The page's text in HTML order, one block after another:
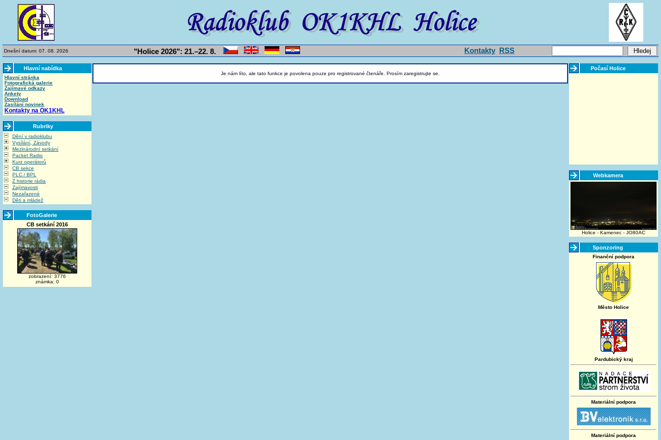
Dnešní datum: 07. 08. 2026 "Holice 2026": 21.–22. 8. Kontakty RSS
Hlavní nabídka
Hlavní stránka
Fotografická galerie
Zajímavé odkazy
Ankety
Download
Zasílání novinek
Kontakty na OK1KHL
Rubriky
Dění v radioklubu
Vysílání, Závody
Mezinárodní setkání
Packet Radio
Kurz operátorů
CB sekce
PLC / BPL
Z historie rádia
Zajímavosti
Nezařazené
Děti a mládež
FotoGalerie
CB setkání 2016
zobrazení: 3776
známka: 0
Je nám líto, ale tato funkce je povolena pouze pro registrované čtenáře. Prosím zaregistrujte se.
Počasí Holice
Webkamera
Holice - Kamenec - JO80AC
Sponzoring
Finanční podpora
Město Holice
Pardubický kraj
Materiální podpora
Materiální podpora